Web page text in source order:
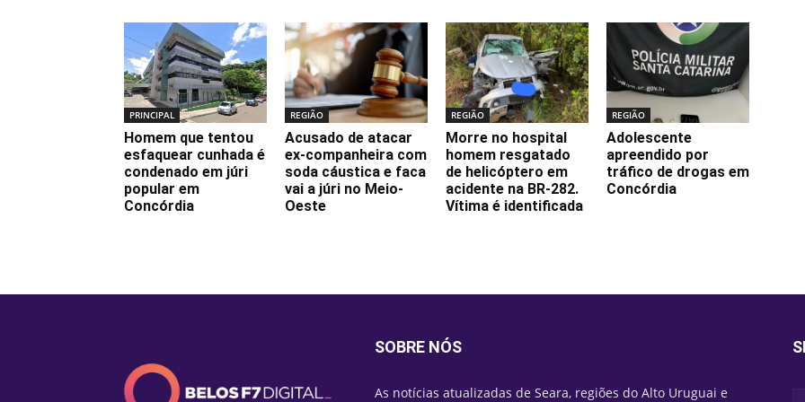
PRINCIPAL
Homem que tentou
esfaquear cunhada é
condenado em júri
popular em
Concórdia
REGIÃO
Acusado de atacar
ex-companheira com
soda cáustica e faca
vai a júri no Meio-
Oeste
REGIÃO
Morre no hospital
homem resgatado
de helicóptero em
acidente na BR-282.
Vítima é identificada
REGIÃO
Adolescente
apreendido por
tráfico de drogas em
Concórdia
SOBRE NÓS
As notícias atualizadas de Seara, regiões do Alto Uruguai e